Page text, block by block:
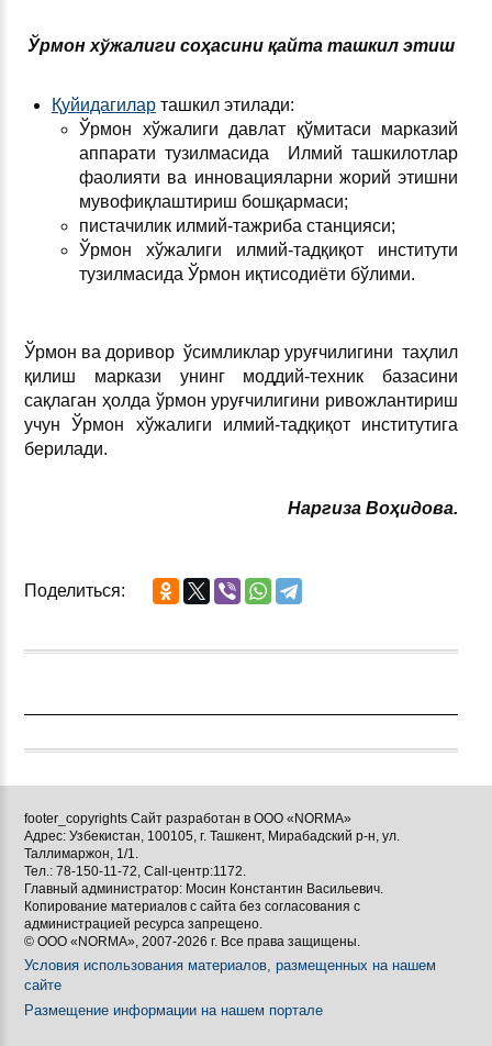
Ўрмон хўжалиги соҳасини қайта ташкил этиш
Қуйидагилар ташкил этилади:
Ўрмон хўжалиги давлат қўмитаси марказий
аппарати тузилмасида Илмий ташкилотлар
фаолияти ва инновацияларни жорий этишни
мувофиқлаштириш бошқармаси;
пистачилик илмий-тажриба станцияси;
Ўрмон хўжалиги илмий-тадқиқот институти
тузилмасида Ўрмон иқтисодиёти бўлими.
Ўрмон ва доривор ўсимликлар уруғчилигини таҳлил
қилиш маркази унинг моддий-техник базасини
сақлаган ҳолда ўрмон уруғчилигини ривожлантириш
учун Ўрмон хўжалиги илмий-тадқиқот институтига
берилади.
Наргиза Воҳидова.
Поделиться:
footer_copyrights Сайт разработан в ООО «NORMA»
Адрес: Узбекистан, 100105, г. Ташкент, Мирабадский р-н, ул.
Таллимаржон, 1/1.
Тел.: 78-150-11-72, Call-центр:1172.
Главный администратор: Мосин Константин Васильевич.
Копирование материалов с сайта без согласования с
администрацией ресурса запрещено.
© ООО «NORMA», 2007-2026 г. Все права защищены.
Условия использования материалов, размещенных на нашем
сайте
Размещение информации на нашем портале